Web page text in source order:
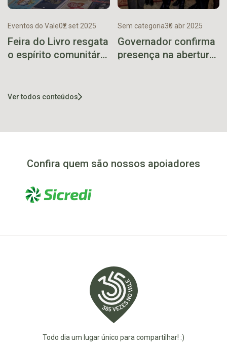
Eventos do Vale02 set 2025
Feira do Livro resgata
o espírito comunitário
família
Sem categoria30 abr 2025
Governador confirma
presença na abertura
Ver todos conteúdos
Confira quem são nossos apoiadores
Todo dia um lugar único para compartilhar! :)